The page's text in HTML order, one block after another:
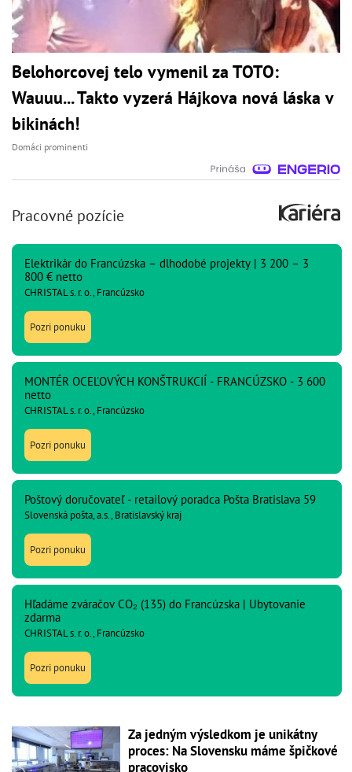
Belohorcovej telo vymenil za TOTO:
Wauuu... Takto vyzerá Hájkova nová láska v
bikinách!
Domáci prominenti
Pracovné pozície
Elektrikár do Francúzska – dlhodobé projekty | 3 200 – 3
800 € netto
CHRISTAL s. r. o., Francúzsko
Pozri ponuku
MONTÉR OCEĽOVÝCH KONŠTRUKCIÍ - FRANCÚZSKO - 3 600
netto
CHRISTAL s. r. o., Francúzsko
Pozri ponuku
Poštový doručovateľ - retailový poradca Pošta Bratislava 59
Slovenská pošta, a.s., Bratislavský kraj
Pozri ponuku
Hľadáme zváračov CO₂ (135) do Francúzska | Ubytovanie
zdarma
CHRISTAL s. r. o., Francúzsko
Pozri ponuku
Za jedným výsledkom je unikátny
proces: Na Slovensku máme špičkové
pracovisko